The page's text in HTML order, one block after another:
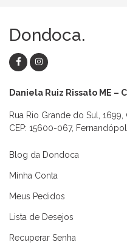
Dondoca.
Daniela Ruiz Rissato ME –
Rua Rio Grande do Sul,
CEP: 15600-067,
Blog da Dondoca
Minha Conta
Meus Pedidos
Lista de Desejos
Recuperar Senha